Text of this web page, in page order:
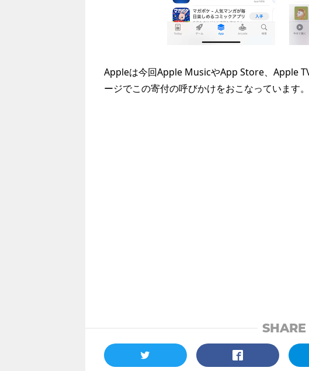
Appleは今回Apple MusicやApp Store、Apple
ージでこの寄付の呼びかけをおこなっています。
SHARE